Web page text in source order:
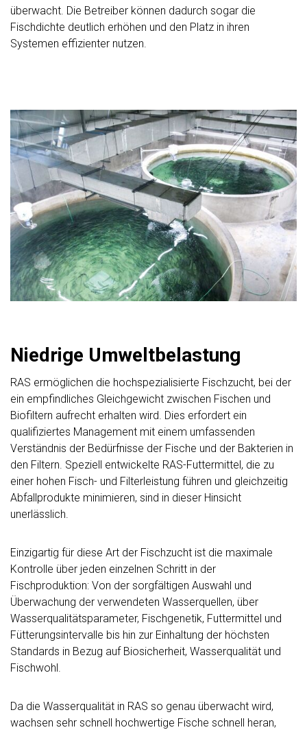
überwacht. Die Betreiber können dadurch sogar die
Fischdichte deutlich erhöhen und den Platz in ihren
Systemen effizienter nutzen.
Niedrige Umweltbelastung
RAS ermöglichen die hochspezialisierte Fischzucht, bei der
ein empfindliches Gleichgewicht zwischen Fischen und
Biofiltern aufrecht erhalten wird. Dies erfordert ein
qualifiziertes Management mit einem umfassenden
Verständnis der Bedürfnisse der Fische und der Bakterien in
den Filtern. Speziell entwickelte RAS-Futtermittel, die zu
einer hohen Fisch- und Filterleistung führen und gleichzeitig
Abfallprodukte minimieren, sind in dieser Hinsicht
unerlässlich.
Einzigartig für diese Art der Fischzucht ist die maximale
Kontrolle über jeden einzelnen Schritt in der
Fischproduktion: Von der sorgfältigen Auswahl und
Überwachung der verwendeten Wasserquellen, über
Wasserqualitätsparameter, Fischgenetik, Futtermittel und
Fütterungsintervalle bis hin zur Einhaltung der höchsten
Standards in Bezug auf Biosicherheit, Wasserqualität und
Fischwohl.
Da die Wasserqualität in RAS so genau überwacht wird,
wachsen sehr schnell hochwertige Fische schnell heran,